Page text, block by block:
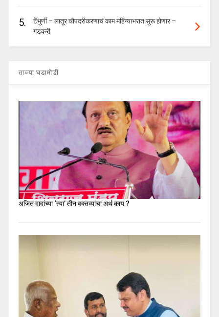
5.
टेंभुर्णी – लातूर चौपदरीकरणाचं काम महिन्याभरात सुरू होणार –
गडकरी
ताज्या घडामोडी
अजित दादांच्या ‘त्या’ तीन वक्तव्यांचा अर्थ काय ?